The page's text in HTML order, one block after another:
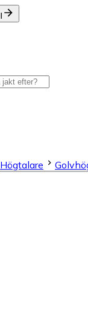
Högtalare